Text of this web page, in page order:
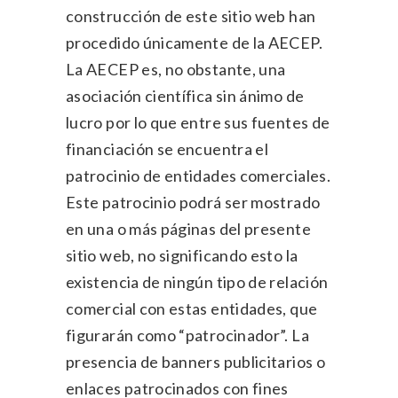
construcción de este sitio web han
procedido únicamente de la AECEP.
La AECEP es, no obstante, una
asociación científica sin ánimo de
lucro por lo que entre sus fuentes de
financiación se encuentra el
patrocinio de entidades comerciales.
Este patrocinio podrá ser mostrado
en una o más páginas del presente
sitio web, no significando esto la
existencia de ningún tipo de relación
comercial con estas entidades, que
figurarán como “patrocinador”. La
presencia de banners publicitarios o
enlaces patrocinados con fines